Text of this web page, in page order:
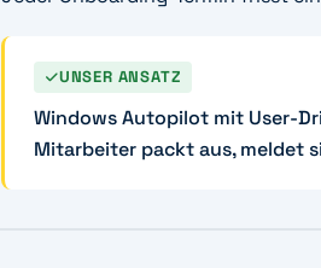
UNSER ANSATZ
Windows Autopilot mit User-
Mitarbeiter packt aus, meldet